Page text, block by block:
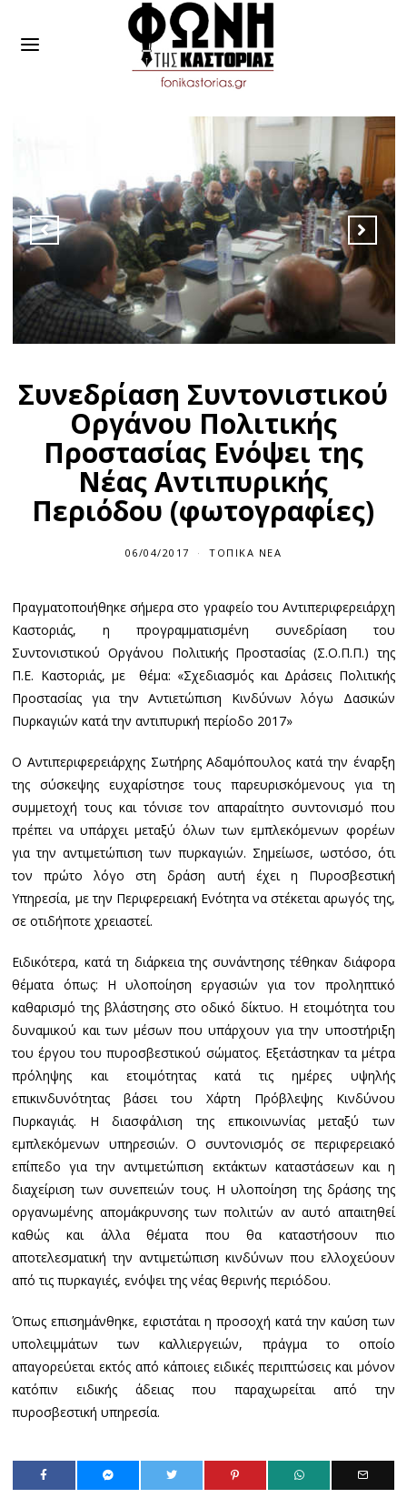
Συνεδρίαση Συντονιστικού
Οργάνου Πολιτικής
Προστασίας Ενόψει της
Νέας Αντιπυρικής
Περιόδου (φωτογραφίες)
06/04/2017 ΤΟΠΙΚΆ ΝΈΑ
Πραγματοποιήθηκε σήμερα στο γραφείο του Αντιπεριφερειάρχη
Καστοριάς, η προγραμματισμένη συνεδρίαση του
Συντονιστικού Οργάνου Πολιτικής Προστασίας (Σ.Ο.Π.Π.) της
Π.Ε. Καστοριάς, με θέμα: «Σχεδιασμός και Δράσεις Πολιτικής
Προστασίας για την Αντιετώπιση Κινδύνων λόγω Δασικών
Πυρκαγιών κατά την αντιπυρική περίοδο 2017»
Ο Αντιπεριφερειάρχης Σωτήρης Αδαμόπουλος κατά την έναρξη
της σύσκεψης ευχαρίστησε τους παρευρισκόμενους για τη
συμμετοχή τους και τόνισε τον απαραίτητο συντονισμό που
πρέπει να υπάρχει μεταξύ όλων των εμπλεκόμενων φορέων
για την αντιμετώπιση των πυρκαγιών. Σημείωσε, ωστόσο, ότι
τον πρώτο λόγο στη δράση αυτή έχει η Πυροσβεστική
Υπηρεσία, με την Περιφερειακή Ενότητα να στέκεται αρωγός της,
σε οτιδήποτε χρειαστεί.
Ειδικότερα, κατά τη διάρκεια της συνάντησης τέθηκαν διάφορα
θέματα όπως: Η υλοποίηση εργασιών για τον προληπτικό
καθαρισμό της βλάστησης στο οδικό δίκτυο. Η ετοιμότητα του
δυναμικού και των μέσων που υπάρχουν για την υποστήριξη
του έργου του πυροσβεστικού σώματος. Εξετάστηκαν τα μέτρα
πρόληψης και ετοιμότητας κατά τις ημέρες υψηλής
επικινδυνότητας βάσει του Χάρτη Πρόβλεψης Κινδύνου
Πυρκαγιάς. Η διασφάλιση της επικοινωνίας μεταξύ των
εμπλεκόμενων υπηρεσιών. Ο συντονισμός σε περιφερειακό
επίπεδο για την αντιμετώπιση εκτάκτων καταστάσεων και η
διαχείριση των συνεπειών τους. Η υλοποίηση της δράσης της
οργανωμένης απομάκρυνσης των πολιτών αν αυτό απαιτηθεί
καθώς και άλλα θέματα που θα καταστήσουν πιο
αποτελεσματική την αντιμετώπιση κινδύνων που ελλοχεύουν
από τις πυρκαγιές, ενόψει της νέας θερινής περιόδου.
Όπως επισημάνθηκε, εφιστάται η προσοχή κατά την καύση των
υπολειμμάτων των καλλιεργειών, πράγμα το οποίο
απαγορεύεται εκτός από κάποιες ειδικές περιπτώσεις και μόνον
κατόπιν ειδικής άδειας που παραχωρείται από την
πυροσβεστική υπηρεσία.